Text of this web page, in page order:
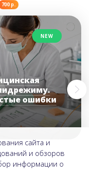
сайта и
и обзоров
информации о
700 р.
NEW
ошибки